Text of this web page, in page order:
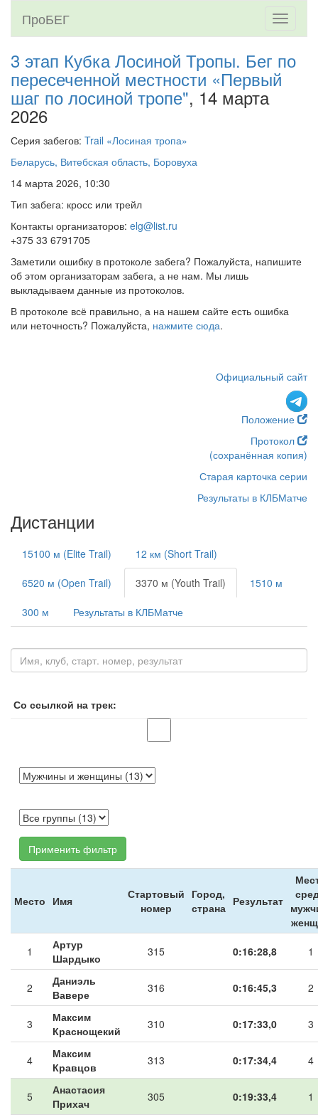
Toggle
ПроБЕГ
3 этап Кубка Лосиной Тропы. Бег по
пересеченной местности «Первый
шаг по лосиной тропе", 14 марта
2026
Серия забегов: Trail «Лосиная тропа»
Беларусь, Витебская область, Боровуха
14 марта 2026, 10:30
Тип забега: кросс или трейл
Контакты организаторов: elg@list.ru
+375 33 6791705
Заметили ошибку в протоколе забега? Пожалуйста, напишите
об этом организаторам забега, а не нам. Мы лишь
выкладываем данные из протоколов.
В протоколе всё правильно, а на нашем сайте есть ошибка
или неточность? Пожалуйста, нажмите сюда.
Официальный сайт
Положение
Протокол
(сохранённая копия)
Старая карточка серии
Результаты в КЛБМатче
Дистанции
15100 м (Elite Trail) 12 км (Short Trail)
6520 м (Open Trail) 3370 м (Youth Trail) 1510 м
300 м Результаты в КЛБМатче
Со ссылкой на трек:
Применить фильтр
Место Имя
Стартовый
номер
Город,
страна Результат
1
Артур
Шардыко
315 0:16:28,8 1
2
Даниэль
Вавере
316 0:16:45,3 2
3
Максим
Краснощекий
310 0:17:33,0 3
4
Максим
Кравцов
313 0:17:34,4 4
5
Анастасия
Прихач
305 0:19:33,4 1